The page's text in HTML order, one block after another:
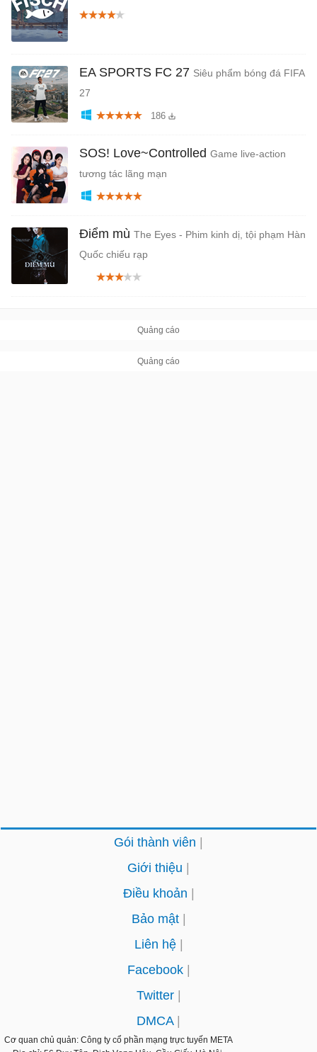
EA SPORTS FC 27 Siêu phẩm bóng đá FIFA
27
186
SOS! Love~Controlled Game live-action
tương tác lãng mạn
Điểm mù The Eyes - Phim kinh dị, tội phạm Hàn
Quốc chiếu rạp
Gói thành viên
Giới thiệu
Điều khoản
Bảo mật
Liên hệ
Facebook
Twitter
DMCA
Cơ quan chủ quản: Công ty cổ phần mạng trực tuyến META